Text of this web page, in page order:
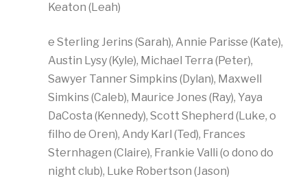
Keaton (Leah)
e Sterling Jerins (Sarah), Annie Parisse (Kate),
Austin Lysy (Kyle), Michael Terra (Peter),
Sawyer Tanner Simpkins (Dylan), Maxwell
Simkins (Caleb), Maurice Jones (Ray), Yaya
DaCosta (Kennedy), Scott Shepherd (Luke, o
filho de Oren), Andy Karl (Ted), Frances
Sternhagen (Claire), Frankie Valli (o dono do
night club), Luke Robertson (Jason)